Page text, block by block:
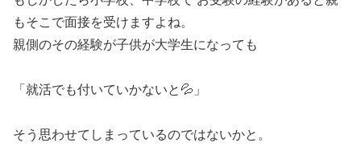
もそこで面接を受けますよね。
親側のその経験が子供が大学生になっても
「就活でも付いていかないと💦」
そう思わせてしまっているのではないかと。